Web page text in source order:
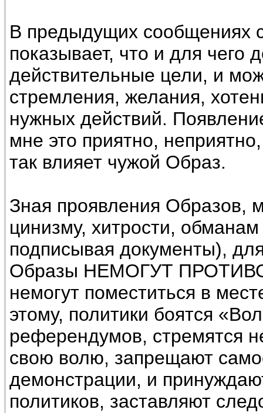
В предыдущих сообщениях
показывает, что и для чего
действительные цели, и
стремления, желания,
нужных действий.
мне это приятно,
так влияет чужой Образ.
Зная проявления Образов,
цинизму, хитрости,
подписывая документы),
Образы НЕМОГУТ
немогут поместиться в
этому, политики боятся
референдумов, стремятся
свою волю, запрещают
демонстрации, и
политиков, заставляют